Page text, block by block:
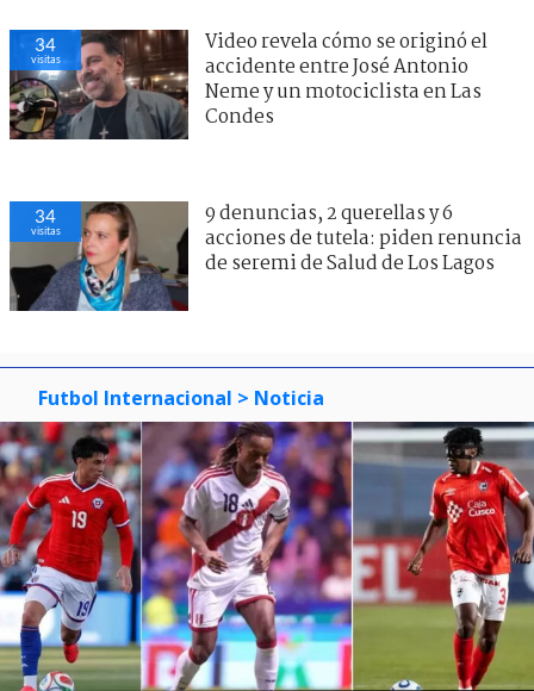
34
visitas
Video revela cómo se originó el
accidente entre José Antonio
Neme y un motociclista en Las
Condes
34
visitas
9 denuncias, 2 querellas y 6
acciones de tutela: piden renuncia
de seremi de Salud de Los Lagos
Futbol Internacional > Noticia